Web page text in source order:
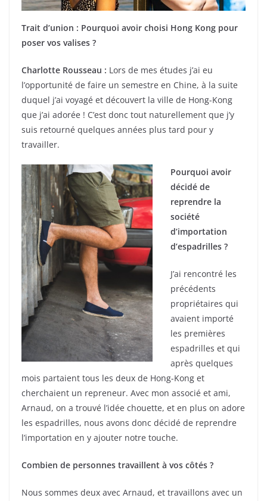
Trait d’union : Pourquoi avoir choisi Hong Kong pour
poser vos valises ?
Charlotte Rousseau : Lors de mes études j’ai eu
l’opportunité de faire un semestre en Chine, à la suite
duquel j’ai voyagé et découvert la ville de Hong-Kong
que j’ai adorée ! C’est donc tout naturellement que j’y
suis retourné quelques années plus tard pour y
travailler.
Pourquoi avoir
décidé de
reprendre la
société
d’importation
d’espadrilles ?
J’ai rencontré les
précédents
propriétaires qui
avaient importé
les premières
espadrilles et qui
après quelques
mois partaient tous les deux de Hong-Kong et
cherchaient un repreneur. Avec mon associé et ami,
Arnaud, on a trouvé l’idée chouette, et en plus on adore
les espadrilles, nous avons donc décidé de reprendre
l’importation en y ajouter notre touche.
Combien de personnes travaillent à vos côtés ?
Nous sommes deux avec Arnaud, et travaillons avec un